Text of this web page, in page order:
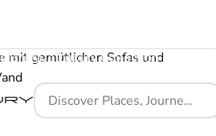
Brera, a Luxury Collection Hotel